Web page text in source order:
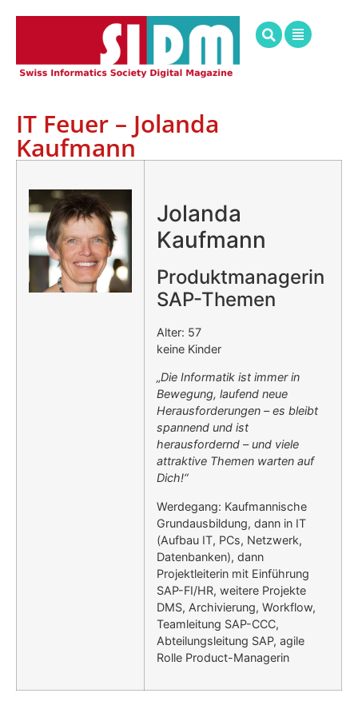
IT Feuer – Jolanda
Kaufmann
Jolanda
Kaufmann
Produktmanagerin
SAP-Themen
Alter: 57
keine Kinder
„Die Informatik ist immer in
Bewegung, laufend neue
Herausforderungen – es bleibt
spannend und ist
herausfordernd – und viele
attraktive Themen warten auf
Dich!“
Werdegang: Kaufmannische
Grundausbildung, dann in IT
(Aufbau IT, PCs, Netzwerk,
Datenbanken), dann
Projektleiterin mit Einführung
SAP-FI/HR, weitere Projekte
DMS, Archivierung, Workflow,
Teamleitung SAP-CCC,
Abteilungsleitung SAP, agile
Rolle Product-Managerin